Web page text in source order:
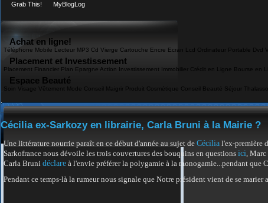
Grab This! MyBlogLog
Achat en ligne!
Téléphone Mobile Lecteur MP3 Cd Vierge Cartouche Encre Ecran Lcd Ordinateur Portable Dvd
Placement et Investissement
Placement Financier Plan Epargne Action Investissement Immobilier Crédit en Ligne Bourse en
Espace Beauté
Soin Visage Vêtement Mode Conseil Maigrir Produit Cosmétique Conseil Beauté Séjour Thalasso
Cécilia ex-Sarkozy en librairie, Carla Bruni à la Mairie ?
Une littérature nourrie paraît en ce début d'année au sujet de Cécilia l'ex-première
Sarkofrance nous dévoile les trois couvertures des bouquins en questions ici ,
Carla Bruni déclare à l'envie préférer la polygamie à la monogamie...pendant que
Pendant ce temps-là la rumeur nous signale que Notre président vient de se